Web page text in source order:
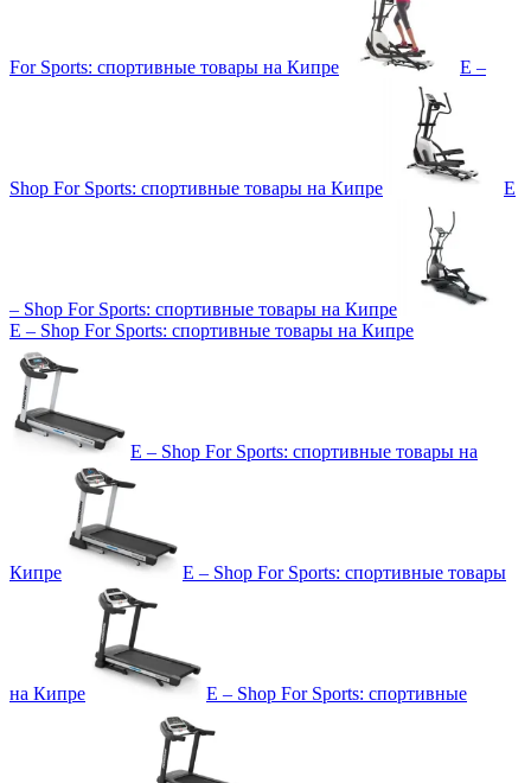
For Sports: спортивные товары на Кипре E –
Shop For Sports: спортивные товары на Кипре E
– Shop For Sports: спортивные товары на Кипре
E – Shop For Sports: спортивные товары на Кипре
E – Shop For Sports: спортивные товары на
Кипре E – Shop For Sports: спортивные товары
на Кипре E – Shop For Sports: спортивные